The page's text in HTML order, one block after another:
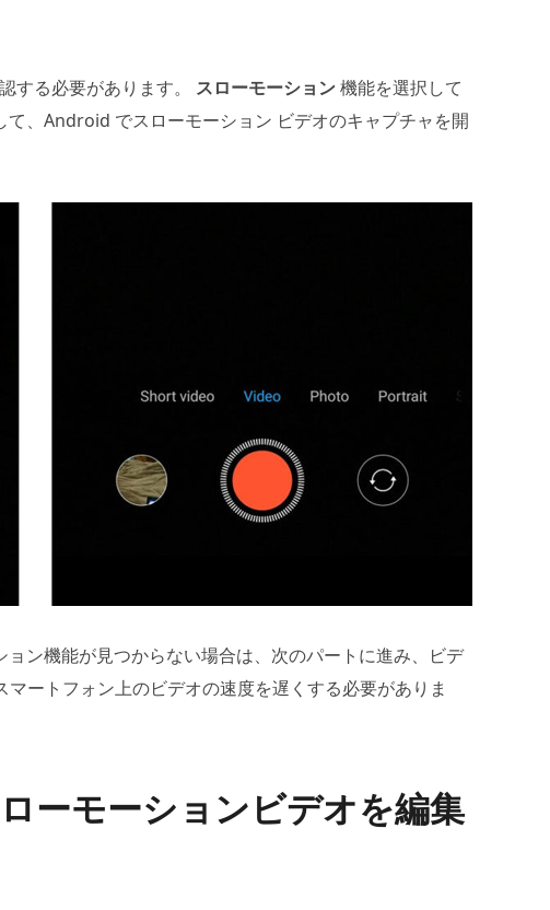
する必要があります。 スローモーション機能を選択して
て、Android でスローモーション ビデオのキャプチャを開
ン機能が見つからない場合は、次のパートに進み、ビデ
ートフォン上のビデオの速度を遅くする必要がありま
ーモーションビデオを編集